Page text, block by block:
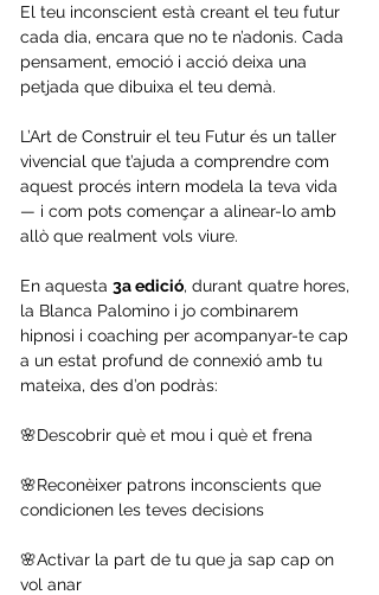
El teu inconscient està creant el teu futur
cada dia, encara que no te n’adonis. Cada
pensament, emoció i acció deixa una
petjada que dibuixa el teu demà.
L’Art de Construir el teu Futur és un taller
vivencial que t’ajuda a comprendre com
aquest procés intern modela la teva vida
— i com pots començar a alinear-lo amb
allò que realment vols viure.
En aquesta 3a edició, durant quatre hores,
la Blanca Palomino i jo combinarem
hipnosi i coaching per acompanyar-te cap
a un estat profund de connexió amb tu
mateixa, des d’on podràs:
🌸Descobrir què et mou i què et frena
🌸Reconèixer patrons inconscients que
condicionen les teves decisions
🌸Activar la part de tu que ja sap cap on
vol anar